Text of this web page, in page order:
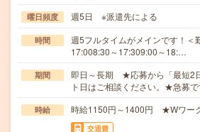
曜日頻度 週5日 ※派遣先による
時間
週5フルタイムがメインです！＜
17:008:30～17:309:00～18:…
期間
即日～長期 ★応募から「最短2
ト日はご相談ください。★急募で
時給 時給1150円～1400円 ★Wワー
交通費